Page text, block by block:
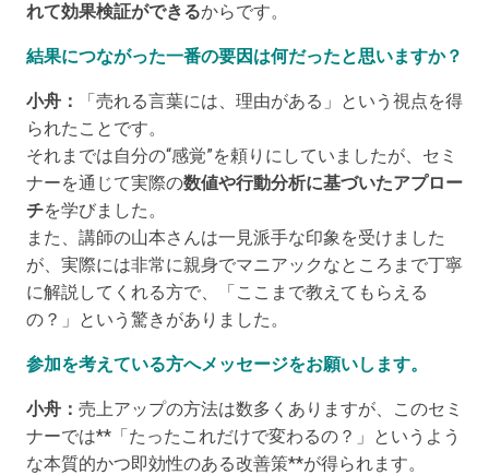
れて効果検証ができるからです。
結果につながった一番の要因は何だったと思いますか？
小舟：
「売れる言葉には、理由がある」という視点を得
られたことです。
それまでは自分の“感覚”を頼りにしていましたが、セミ
ナーを通じて実際の数値や行動分析に基づいたアプロー
チを学びました。
また、講師の山本さんは一見派手な印象を受けました
が、実際には非常に親身でマニアックなところまで丁寧
に解説してくれる方で、「ここまで教えてもらえる
の？」という驚きがありました。
参加を考えている方へメッセージをお願いします。
小舟： 売上アップの方法は数多くありますが、このセミ
ナーでは**「たったこれだけで変わるの？」というよう
な本質的かつ即効性のある改善策**が得られます。